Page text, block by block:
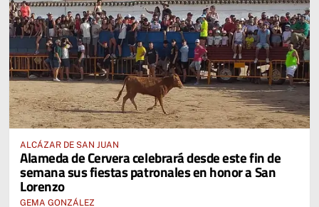
ALCÁZAR DE SAN JUAN
Alameda de Cervera celebrará desde este fin de
semana sus fiestas patronales en honor a San
Lorenzo
GEMA GONZÁLEZ